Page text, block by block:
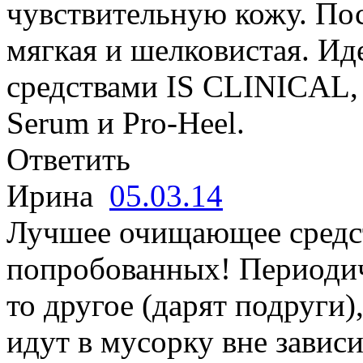
чувствительную кожу.
мягкая и шелковистая.
средствами IS
Serum и Pro-Heel.
Ответить
Ирина 05.03.14
Лучшее очищающее
попробованных!
то другое (дарят
идут в мусорку вне